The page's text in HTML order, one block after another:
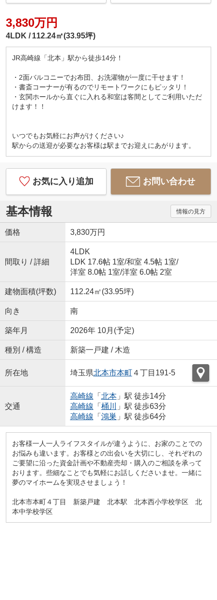
3,830万円
4LDK 112.24㎡(33.95坪)
JR高崎線「北本」駅から徒歩14分！
・2面バルコニーでお布団、お洗濯物が一度に干せます！
・書斎コーナーが有るのでリモートワークにもピッタリ！
・玄関ホールから直ぐに入れる和室は客間としてご利用いただ
けます！！
いつでもお気軽にお声がけください♪
駅からの送迎が必要なお客様は駅までお迎えにあがります。
お気に入り追加 お問い合わせ
基本情報 情報の見方
価格 3,830万円
間取り / 詳細
4LDK
LDK 17.6帖 1室/和室 4.5帖 1室/
洋室 8.0帖 1室/洋室 6.0帖 2室
建物面積(坪数) 112.24㎡(33.95坪)
向き 南
築年月 2026年 10月(予定)
種別 / 構造 新築一戸建 / 木造
所在地 埼玉県北本市本町４丁目191-5
交通
高崎線 「 北本」駅 徒歩14分
高崎線 「 桶川
」駅 徒歩63分
高崎線 「 鴻巣 」駅 徒歩64分
お客様一人一人ライフスタイルが違うように、お家のことでの
お悩みも違います。お客様との出会いを大切にし、それぞれの
ご要望に沿った資金計画や不動産売却・購入のご相談を承って
おります。些細なことでも気軽にお話しくださいませ。一緒に
夢のマイホームを実現させましょう！
北本市本町４丁目 新築戸建 北本駅 北本西小学校学区 北
本中学校学区